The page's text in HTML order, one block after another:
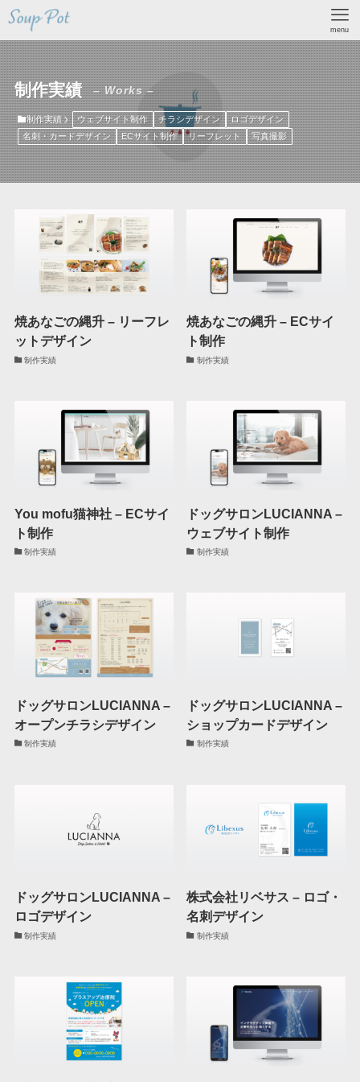
menu
制作実績 – Works –
制作実績 ウェブサイト制作 チラシデザイン
ロゴデザイン
名刺・カードデザイン
ECサイト制作 リーフレット 写真撮影
焼あなごの縄升 – リーフレ
ットデザイン
制作実績
焼あなごの縄升 – ECサイ
ト制作
制作実績
You mofu猫神社 – ECサイ
ト制作
制作実績
ドッグサロンLUCIANNA –
ウェブサイト制作
制作実績
ドッグサロンLUCIANNA –
オープンチラシデザイン
制作実績
ドッグサロンLUCIANNA –
ショップカードデザイン
制作実績
ドッグサロンLUCIANNA –
ロゴデザイン
制作実績
株式会社リベサス – ロゴ・
名刺デザイン
制作実績